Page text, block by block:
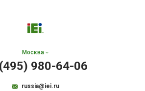
Москва
980-64-06
russia@iei.ru